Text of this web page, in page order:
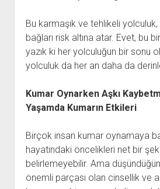
Bu karmaşık ve tehlikeli
bağları risk altına atar. Evet, bu
yazık ki her yolculuğun bir sonu
yolculuk da her an daha da
Kumar Oynarken Aşkı
Yaşamda Kumarın Etkileri
Birçok insan kumar oynamaya
hayatındaki öncelikleri net bir
belirlemeyebilir. Ama
önemli parçası olan cinsellik ve